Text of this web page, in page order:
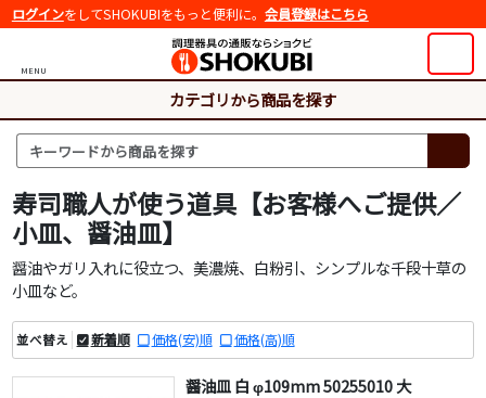
ログインをしてSHOKUBIをもっと便利に。 会員登録はこちら
MENU
カテゴリから商品を探す
寿司職人が使う道具【お客様へご提供／
小皿、醤油皿】
醤油やガリ入れに役立つ、美濃焼、白粉引、シンプルな千段十草の
小皿など。
並べ替え 新着順 価格(安)順 価格(高)順
醤油皿 白 φ109mm 50255010 大